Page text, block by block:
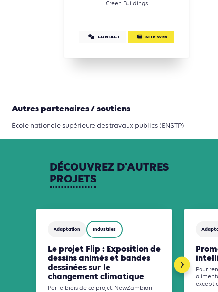
Green Buildings
CONTACT SITE WEB
Autres partenaires / soutiens
École nationale supérieure des travaux publics (ENSTP)
DÉCOUVREZ D'AUTRES
PROJETS
Adaptation Industries
Le projet Flip : Exposition de
dessins animés et bandes
dessinées sur le
changement climatique
Par le biais de ce projet, NewZambian
Pour